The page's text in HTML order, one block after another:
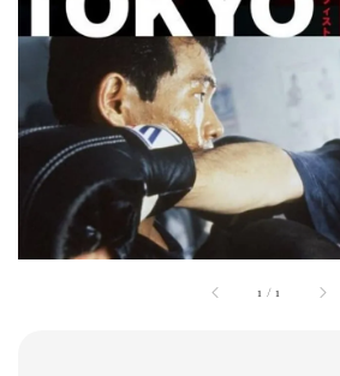
1 /1